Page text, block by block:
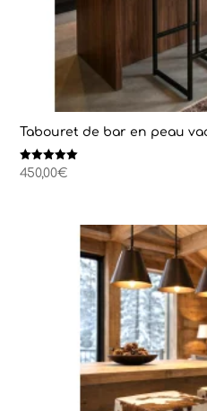
Tabouret de bar en peau
Note
5.00
450,00€